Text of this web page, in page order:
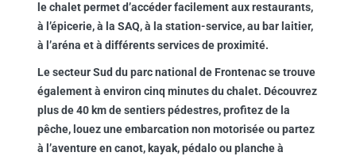
le chalet permet d’accéder facilement aux restaurants,
à l’épicerie, à la SAQ, à la station-service, au bar laitier,
à l’aréna et à différents services de proximité.
Le secteur Sud du parc national de Frontenac se trouve
également à environ cinq minutes du chalet. Découvrez
plus de 40 km de sentiers pédestres, profitez de la
pêche, louez une embarcation non motorisée ou partez
à l’aventure en canot, kayak, pédalo ou planche à